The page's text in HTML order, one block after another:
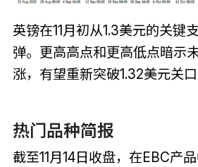
英镑在11月初从1.3美元的关键
弹。更高高点和更高低点暗示
涨，有望重新突破1.32美元关口
热门品种简报
截至11月14日收盘，在EBC产